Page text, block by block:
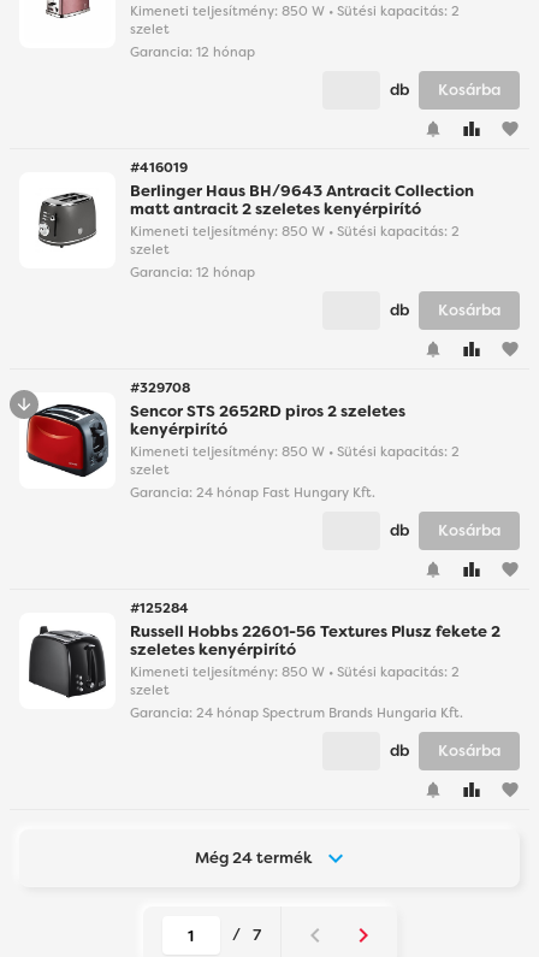
Kimeneti teljesítmény: 850 W • Sütési kapacitás: 2
szelet
Garancia: 12 hónap
favorite
db Kosárba
#416019
Berlinger Haus BH/9643 Antracit Collection
matt antracit 2 szeletes kenyérpirító
Kimeneti teljesítmény: 850 W • Sütési kapacitás: 2
szelet
Garancia: 12 hónap
favorite
db Kosárba
#329708
Sencor STS 2652RD piros 2 szeletes
kenyérpirító
Kimeneti teljesítmény: 850 W • Sütési kapacitás: 2
szelet
Garancia: 24 hónap Fast Hungary Kft.
favorite
db Kosárba
#125284
Russell Hobbs 22601-56 Textures Plusz fekete 2
szeletes kenyérpirító
Kimeneti teljesítmény: 850 W • Sütési kapacitás: 2
szelet
Garancia: 24 hónap Spectrum Brands Hungaria Kft.
favorite
db Kosárba
Még 24 termék
/ 7